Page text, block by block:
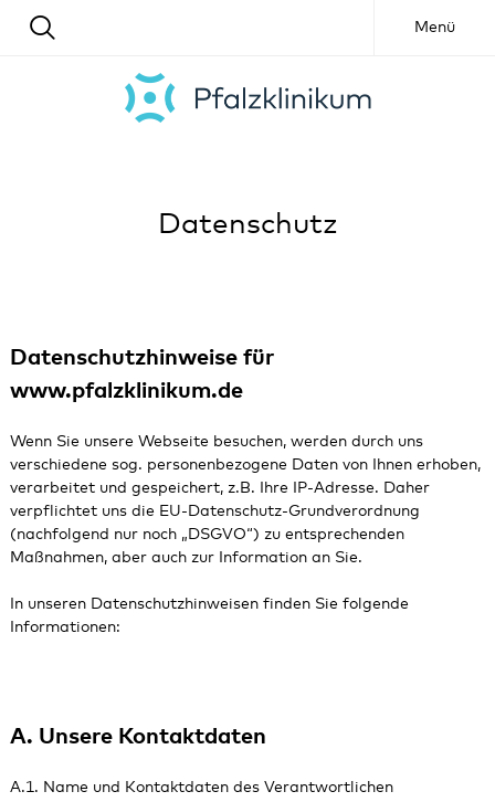
Menü
Datenschutz
Datenschutzhinweise für
www.pfalzklinikum.de
Wenn Sie unsere Webseite besuchen, werden durch uns
verschiedene sog. personenbezogene Daten von Ihnen erhoben,
verarbeitet und gespeichert, z.B. Ihre IP-Adresse. Daher
verpflichtet uns die EU-Datenschutz-Grundverordnung
(nachfolgend nur noch „DSGVO“) zu entsprechenden
Maßnahmen, aber auch zur Information an Sie.
In unseren Datenschutzhinweisen finden Sie folgende
Informationen:
A. Unsere Kontaktdaten
A.1. Name und Kontaktdaten des Verantwortlichen